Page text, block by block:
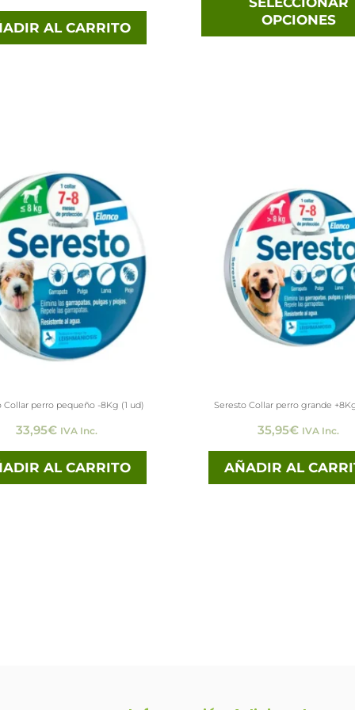
AL CARRITO
OPCIONES
Collar perro pequeño -8Kg (1 ud)
33,95€ IVA Inc.
AL CARRITO
Seresto Collar perro grande
35,95€ IVA Inc.
AÑADIR AL